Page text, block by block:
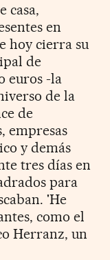
casa,
en
hoy cierra su
de
euros -la
de la
de
empresas
y demás
tres días en
para
'He
como el
Herranz, un